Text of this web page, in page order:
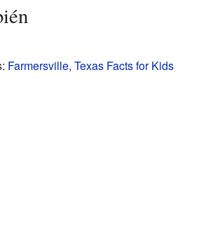
Farmersville, Texas Facts for Kids